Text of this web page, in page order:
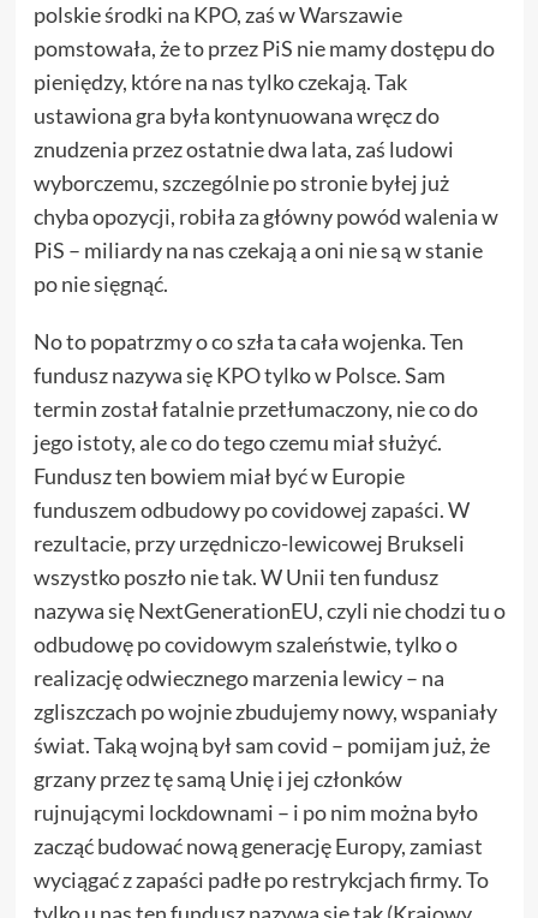
polskie środki na KPO, zaś w Warszawie
pomstowała, że to przez PiS nie mamy dostępu do
pieniędzy, które na nas tylko czekają. Tak
ustawiona gra była kontynuowana wręcz do
znudzenia przez ostatnie dwa lata, zaś ludowi
wyborczemu, szczególnie po stronie byłej już
chyba opozycji, robiła za główny powód walenia w
PiS – miliardy na nas czekają a oni nie są w stanie
po nie sięgnąć.
No to popatrzmy o co szła ta cała wojenka. Ten
fundusz nazywa się KPO tylko w Polsce. Sam
termin został fatalnie przetłumaczony, nie co do
jego istoty, ale co do tego czemu miał służyć.
Fundusz ten bowiem miał być w Europie
funduszem odbudowy po covidowej zapaści. W
rezultacie, przy urzędniczo-lewicowej Brukseli
wszystko poszło nie tak. W Unii ten fundusz
nazywa się NextGenerationEU, czyli nie chodzi tu o
odbudowę po covidowym szaleństwie, tylko o
realizację odwiecznego marzenia lewicy – na
zgliszczach po wojnie zbudujemy nowy, wspaniały
świat. Taką wojną był sam covid – pomijam już, że
grzany przez tę samą Unię i jej członków
rujnującymi lockdownami – i po nim można było
zacząć budować nową generację Europy, zamiast
wyciągać z zapaści padłe po restrykcjach firmy. To